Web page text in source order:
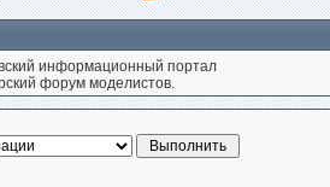
информационный портал
форум моделистов.